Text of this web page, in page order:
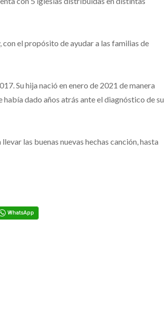
el propósito de ayudar a las familias de
Su hija nació en enero de 2021 de manera
dado años atrás ante el diagnóstico de su
las buenas nuevas hechas canción, hasta
WhatsApp